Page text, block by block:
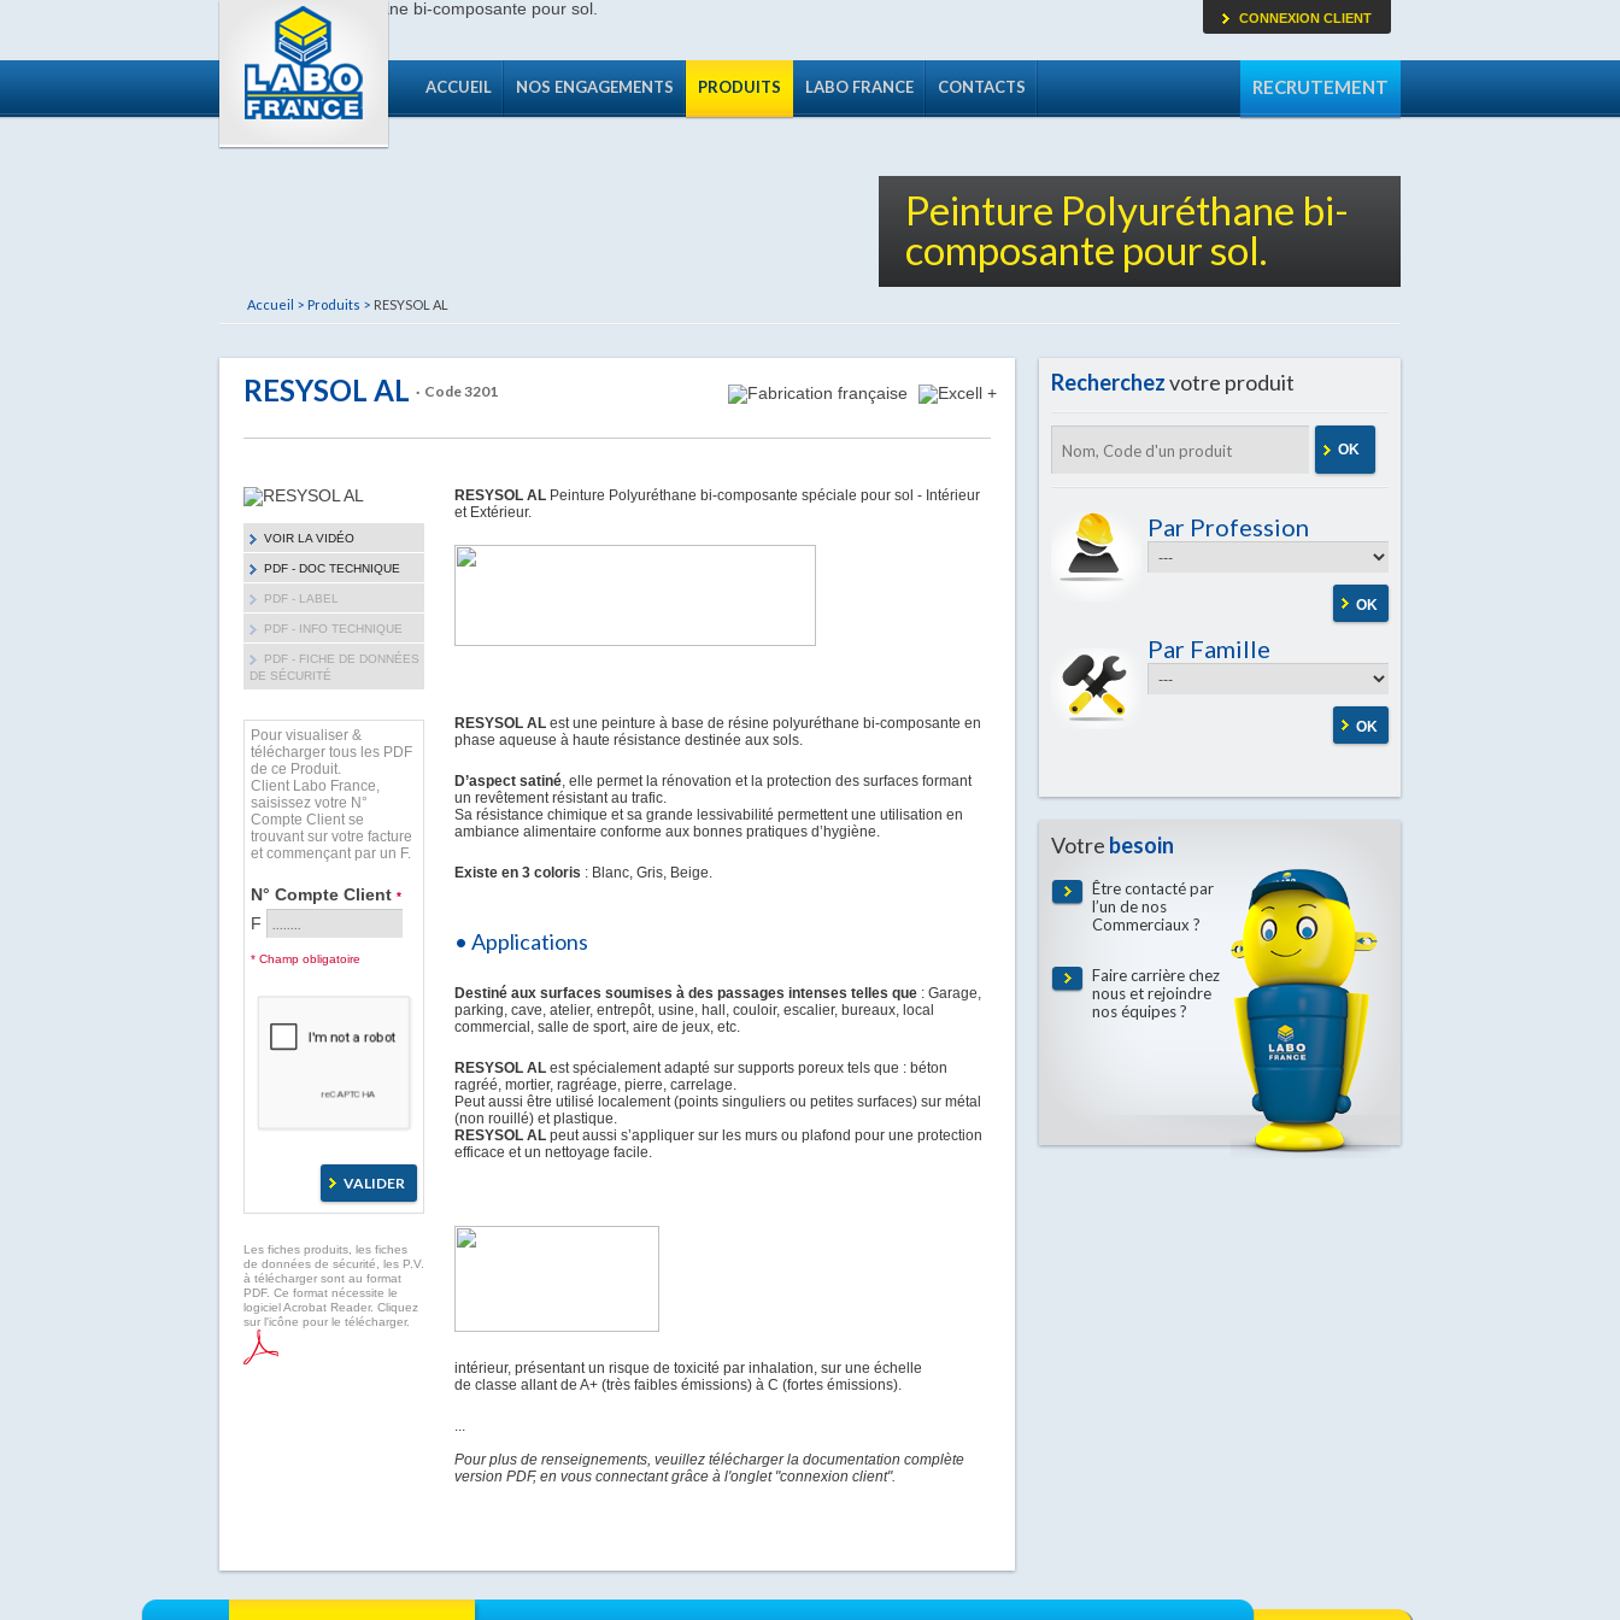
RECRUTEMENT
ACCUEIL NOS ENGAGEMENTS PRODUITS LABO FRANCE CONTACTS
CONNEXION CLIENT
Peinture Polyuréthane bi-
composante pour sol.
Accueil > Produits > RESYSOL AL
RESYSOL AL · Code 3201
VOIR LA VIDÉO
PDF - DOC TECHNIQUE
PDF - LABEL
PDF - INFO TECHNIQUE
PDF - FICHE DE DONNÉES
DE SÉCURITÉ
Pour visualiser &
télécharger tous les PDF
de ce Produit.
Client Labo France,
saisissez votre N°
Compte Client se
trouvant sur votre facture
et commençant par un F.
N° Compte Client *
F
* Champ obligatoire
Les fiches produits, les fiches
de données de sécurité, les P.V.
à télécharger sont au format
PDF. Ce format nécessite le
logiciel Acrobat Reader. Cliquez
sur l'icône pour le télécharger.
RESYSOL AL Peinture Polyuréthane bi-composante spéciale pour sol - Intérieur
et Extérieur.
RESYSOL AL est une peinture à base de résine polyuréthane bi-composante en
phase aqueuse à haute résistance destinée aux sols.
D’aspect satiné, elle permet la rénovation et la protection des surfaces formant
un revêtement résistant au trafic.
Sa résistance chimique et sa grande lessivabilité permettent une utilisation en
ambiance alimentaire conforme aux bonnes pratiques d’hygiène.
Existe en 3 coloris : Blanc, Gris, Beige.
• Applications
Destiné aux surfaces soumises à des passages intenses telles que : Garage,
parking, cave, atelier, entrepôt, usine, hall, couloir, escalier, bureaux, local
commercial, salle de sport, aire de jeux, etc.
RESYSOL AL est spécialement adapté sur supports poreux tels que : béton
ragréé, mortier, ragréage, pierre, carrelage.
Peut aussi être utilisé localement (points singuliers ou petites surfaces) sur métal
(non rouillé) et plastique.
RESYSOL AL peut aussi s’appliquer sur les murs ou plafond pour une protection
efficace et un nettoyage facile.
intérieur, présentant un risque de toxicité par inhalation, sur une échelle
de classe allant de A+ (très faibles émissions) à C (fortes émissions).
...
Pour plus de renseignements, veuillez télécharger la documentation complète
version PDF, en vous connectant grâce à l'onglet "connexion client".
Recherchezvotre produit
OK
Par Profession
OK
Par Famille
OK
Votre besoin
Être contacté par
l’un de nos
Commerciaux ?
Faire carrière chez
nous et rejoindre
nos équipes ?